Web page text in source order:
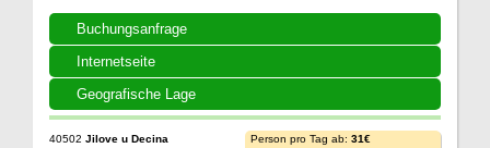
Buchungsanfrage
Internetseite
Geografische Lage
40502 Jilove u Decina
Person pro Tag ab: 31€